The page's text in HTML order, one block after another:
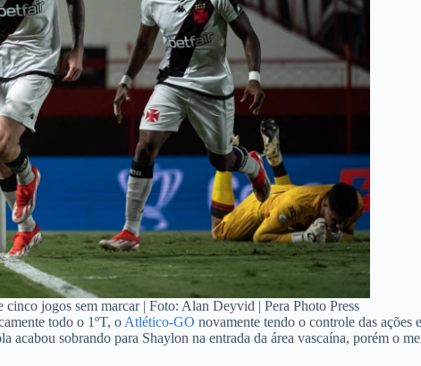
jogos sem marcar | Foto: Alan Deyvid | Pera Photo Press
todo o 1ºT, o Atlético-GO novamente tendo o controle das ações
acabou sobrando para Shaylon na entrada da área vascaína, porém o